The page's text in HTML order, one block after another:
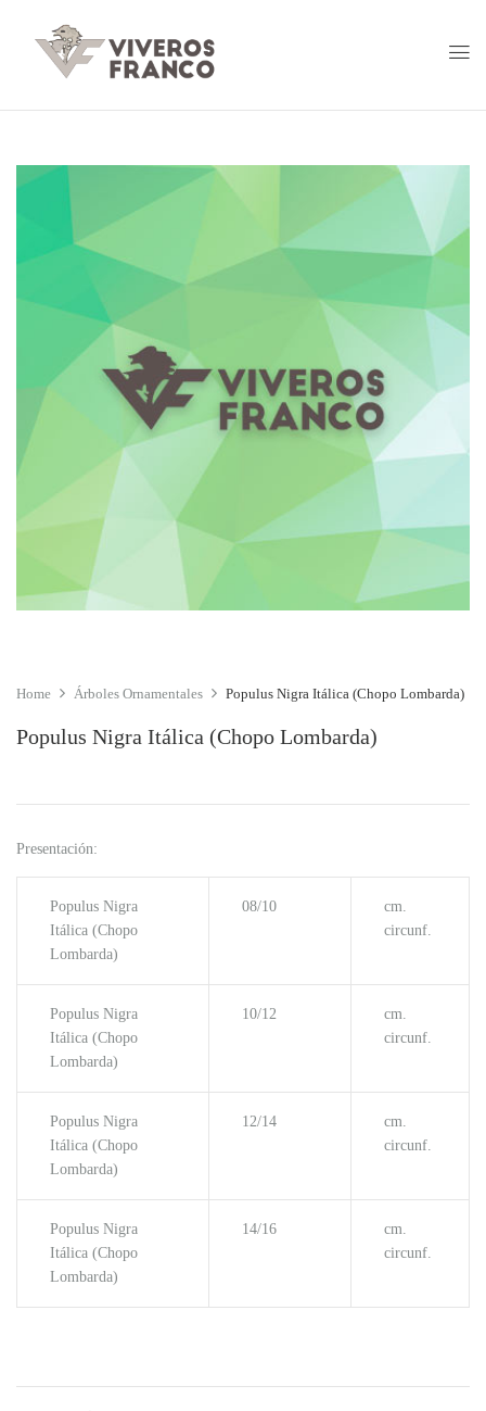
Home Árboles Ornamentales Populus Nigra Itálica (Chopo Lombarda)
Populus Nigra Itálica (Chopo Lombarda)
Presentación:
Populus Nigra
Itálica (Chopo
Lombarda)
08/10
cm.
circunf.
Populus Nigra
Itálica (Chopo
Lombarda)
10/12
cm.
circunf.
Populus Nigra
Itálica (Chopo
Lombarda)
12/14
cm.
circunf.
Populus Nigra
Itálica (Chopo
Lombarda)
14/16
cm.
circunf.